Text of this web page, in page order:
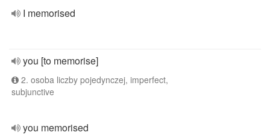
I memorised
you [to memorise]
2. osoba liczby pojedynczej, imperfect,
subjunctive
you memorised